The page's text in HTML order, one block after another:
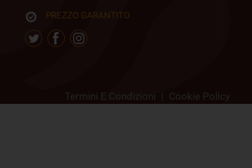
PREZZO GARANTITO
Termini E Condizioni Cookie Policy